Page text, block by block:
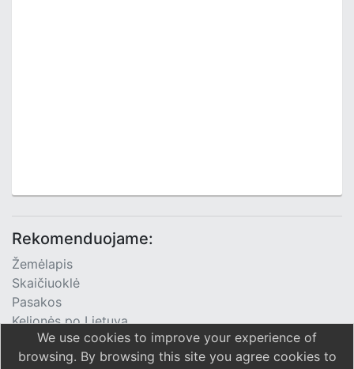
Rekomenduojame:
Žemėlapis
Skaičiuoklė
Pasakos
Kelionės po Lietuvą
TV Programa
We use cookies to improve your experience of
browsing. By browsing this site you agree cookies to